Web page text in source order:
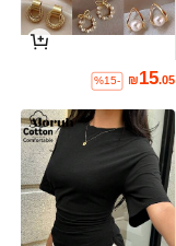
₪15.05
%15-